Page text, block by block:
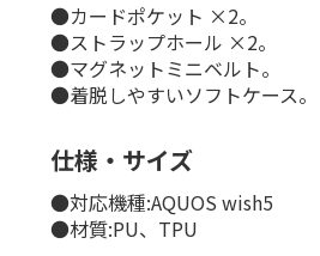
●カードポケット ×2。
●ストラップホール ×2。
●マグネットミニベルト。
●着脱しやすいソフトケース。
仕様・サイズ
●対応機種:AQUOS wish5
●材質:PU、TPU